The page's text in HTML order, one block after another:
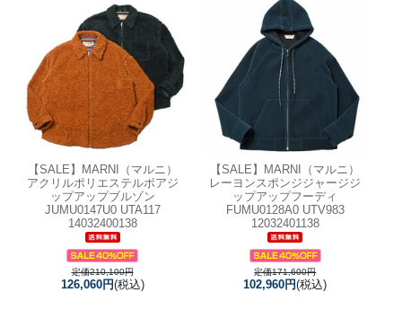
【SALE】
MARNI（マルニ）
アクリルポリエステルボアジ
ップアップブルゾン
JUMU0147U0 UTA117
14032400138
定価210,100円
126,060円(税込)
【SALE】
MARNI（マルニ）
レーヨンスポンジジャージジ
ップアップフーディ
FUMU0128A0 UTV983
12032401138
定価171,600円
102,960円(税込)